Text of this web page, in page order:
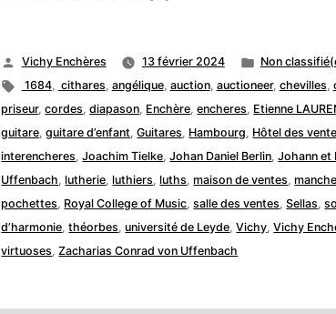
Publié
par
Vichy Enchères 13 février 2024
Publié
dans
Non
Étiquettes :
1684, cithares, angélique, auction, auctioneer, chevilles,
priseur,cordes,diapason, Enchère,encheres, Etienne
guitare,guitare d’enfant,Guitares, Hambourg, Hôtel des
interencheres,Joachim Tielke,Johan Daniel Berlin,Johann et
Uffenbach,lutherie,luthiers,luths,maison de ventes,manche
pochettes, Royal College of Music,salle des ventes,Sellas,
d’harmonie,théorbes,université de Leyde,Vichy,Vichy
virtuoses,Zacharias Conrad von Uffenbach